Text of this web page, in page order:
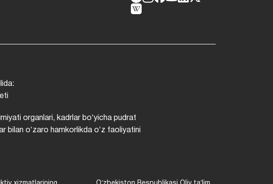
organlari, kadrlar boʻyicha pudrat
oʻzaro hamkorlikda oʻz faoliyatini